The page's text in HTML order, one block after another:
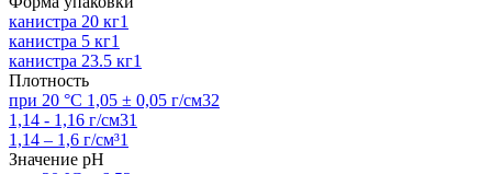
канистра 20 кг1
канистра 5 кг1
канистра 23.5 кг1
Плотность
при 20 °С 1,05 ± 0,05 г/см32
1,14 - 1,16 г/см31
1,14 – 1,6 г/см³1
Значение рН